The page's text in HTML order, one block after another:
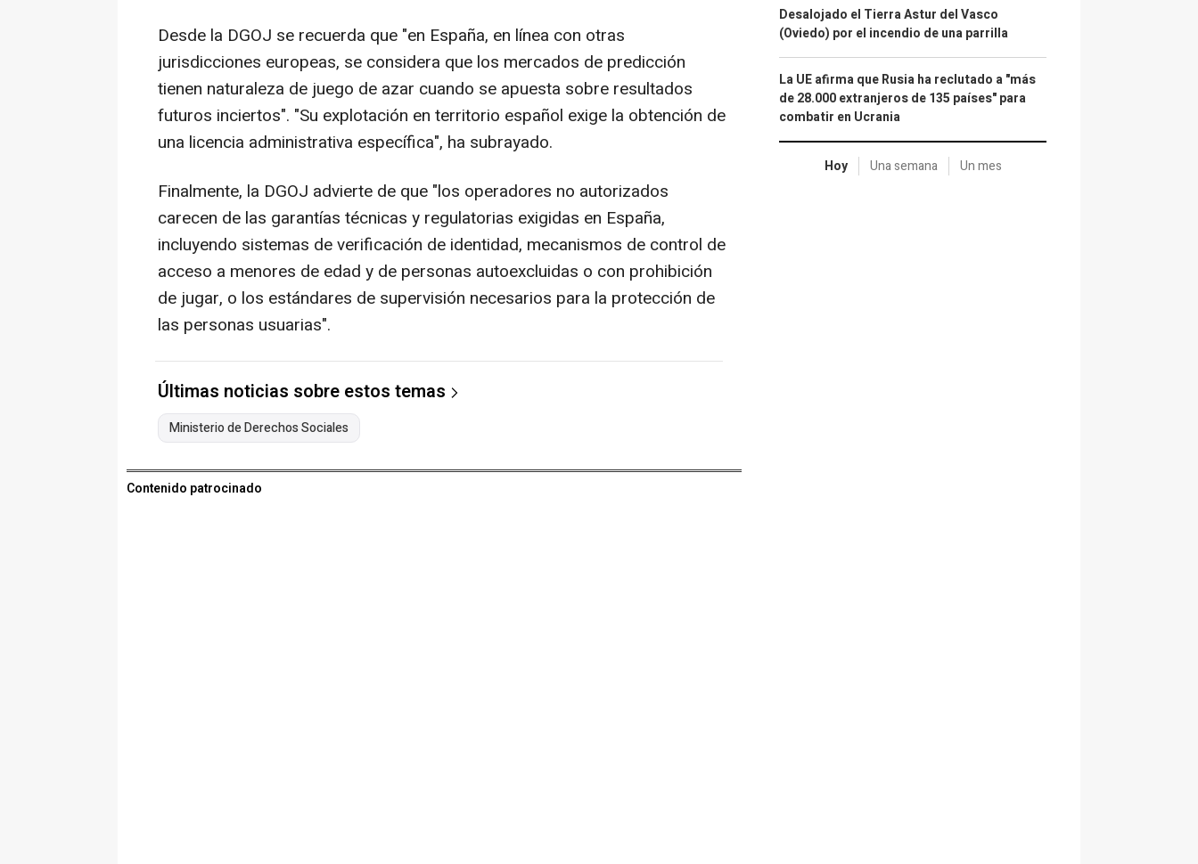
Desde la DGOJ se recuerda que "en España, en línea con otras
jurisdicciones europeas, se considera que los mercados de predicción
tienen naturaleza de juego de azar cuando se apuesta sobre resultados
futuros inciertos". "Su explotación en territorio español exige la obtención de
una licencia administrativa específica", ha subrayado.
Finalmente, la DGOJ advierte de que "los operadores no autorizados
carecen de las garantías técnicas y regulatorias exigidas en España,
incluyendo sistemas de verificación de identidad, mecanismos de control de
acceso a menores de edad y de personas autoexcluidas o con prohibición
de jugar, o los estándares de supervisión necesarios para la protección de
las personas usuarias".
Últimas noticias sobre estos temas
Ministerio de Derechos Sociales
Contenido patrocinado
Desalojado el Tierra Astur del Vasco
(Oviedo) por el incendio de una parrilla
La UE afirma que Rusia ha reclutado a "más
de 28.000 extranjeros de 135 países" para
combatir en Ucrania
Hoy Una semana Un mes